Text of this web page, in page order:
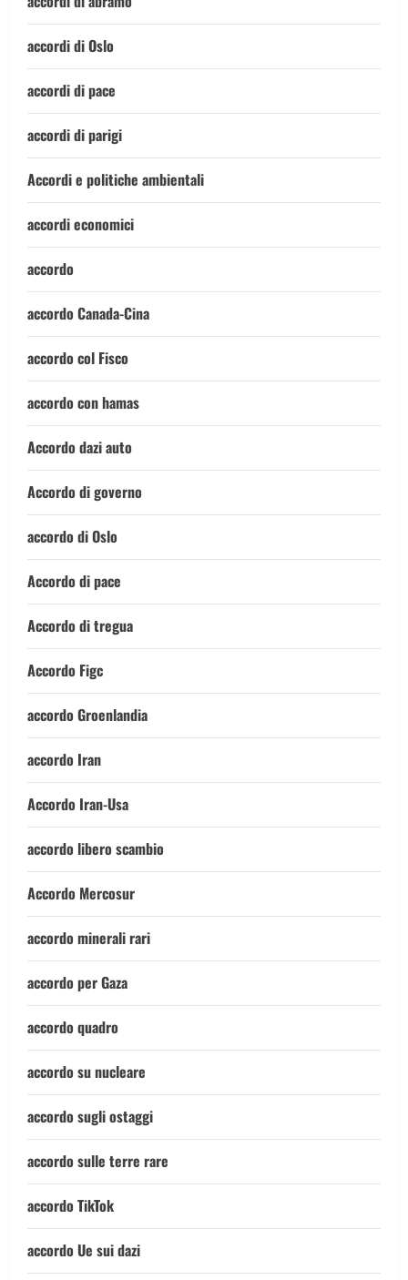
accordi di Oslo
accordi di pace
accordi di parigi
Accordi e politiche ambientali
accordi economici
accordo
accordo Canada-Cina
accordo col Fisco
accordo con hamas
Accordo dazi auto
Accordo di governo
accordo di Oslo
Accordo di pace
Accordo di tregua
Accordo Figc
accordo Groenlandia
accordo Iran
Accordo Iran-Usa
accordo libero scambio
Accordo Mercosur
accordo minerali rari
accordo per Gaza
accordo quadro
accordo su nucleare
accordo sugli ostaggi
accordo sulle terre rare
accordo TikTok
accordo Ue sui dazi